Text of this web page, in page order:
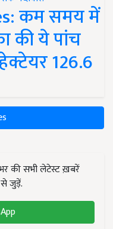
कम समय में
की ये पांच
126.6
की सभी लेटेस्ट ख़बरें
जुड़ें.